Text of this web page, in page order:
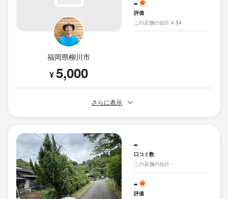
福岡県柳川市
¥5,000
評価
この店舗の合計 4.54
さらに表示
-
口コミ数
この店舗の合計 -
-
評価